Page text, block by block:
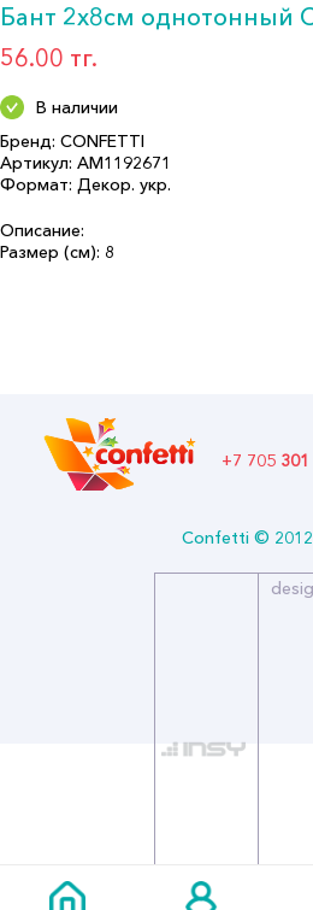
Бант 2х8см однотонный
56.00 тг.
В наличии
Бренд: CONFETTI
Артикул: АМ1192671
Формат: Декор. укр.
Описание:
Размер (см): 8
+7 705
Confetti ©